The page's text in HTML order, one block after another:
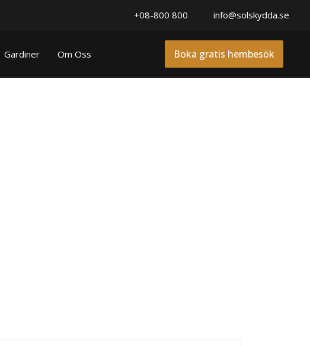
+08-800 800 info@solskydda.se
Gardiner Om Oss Boka gratis hembesök